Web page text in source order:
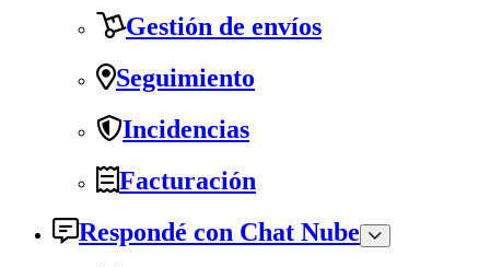
Gestión de envíos
Seguimiento
Incidencias
Facturación
Respondé con Chat Nube